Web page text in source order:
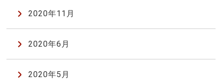
2020年11月
2020年6月
2020年5月